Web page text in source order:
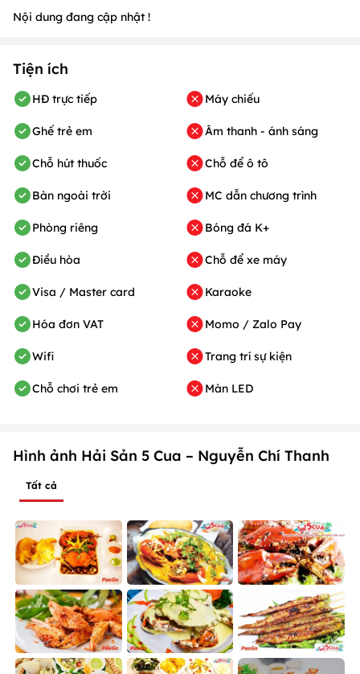
Nội dung đang cập nhật !
Tiện ích
HĐ trực tiếp
Ghế trẻ em
Chỗ hút thuốc
Bàn ngoài trời
Phòng riêng
Điều hòa
Visa / Master card
Hóa đơn VAT
Wifi
Chỗ chơi trẻ em
Máy chiếu
Âm thanh - ánh sáng
Chỗ để ô tô
MC dẫn chương trình
Bóng đá K+
Chỗ để xe máy
Karaoke
Momo / Zalo Pay
Trang trí sự kiện
Màn LED
Hình ảnh Hải Sản 5 Cua – Nguyễn Chí Thanh
Tất cả